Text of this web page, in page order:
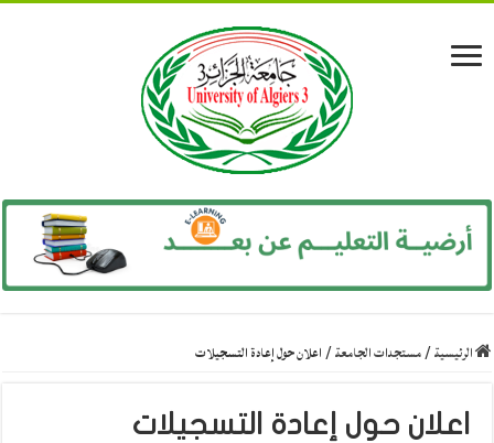
الرئيسية/مستجدات الجامعة/اعلان حول إعادة التسجيلات
اعلان حول إعادة التسجيلات